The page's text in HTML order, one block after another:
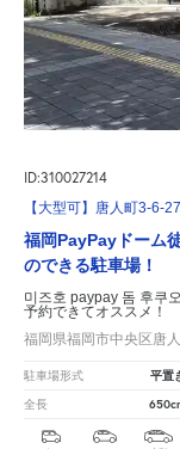
ID:310027214
【大型可】唐人町3-6-
福岡PayPayドーム
のできる駐車場！
미즈호 paypay 돔 후쿠
予約できてオススメ！
福岡県福岡市中央区唐
駐車場形式 平置
全長